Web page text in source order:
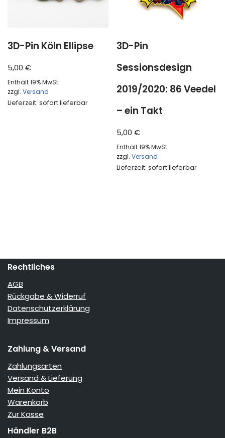
3D-Pin Köln Ellipse
5,00 €
Enthält 19% MwSt.
zzgl. Versand
Lieferzeit: sofort lieferbar
3D-Pin
Sessionsdesign
2019/2020: 86 Veedel
– ein Takt
5,00€
Enthält 19% MwSt.
zzgl.Versand
Lieferzeit: sofort lieferbar
Rechtliches
AGB
Rückgabe & Widerruf
Datenschutzerklärung
Impressum
Zahlung & Versand
Zahlungsarten
Versand & Lieferung
Mein Konto
Warenkorb
Zur Kasse
Händler B2B